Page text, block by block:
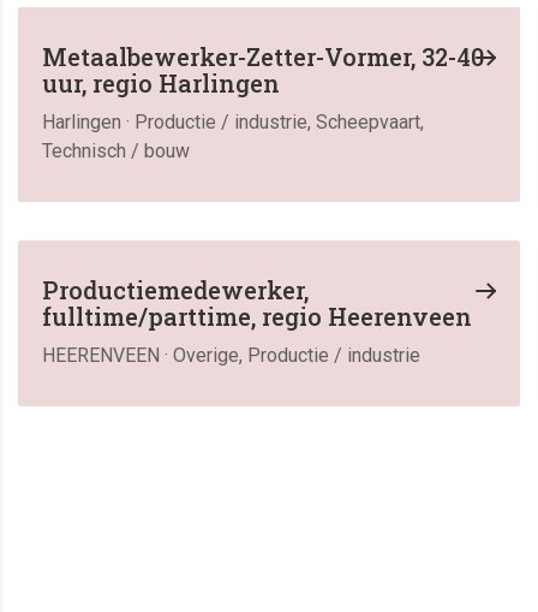
Metaalbewerker-Zetter-Vormer, 32-40
uur, regio Harlingen
Harlingen · Productie / industrie, Scheepvaart,
Technisch / bouw
Productiemedewerker,
fulltime/parttime, regio Heerenveen
HEERENVEEN · Overige, Productie / industrie